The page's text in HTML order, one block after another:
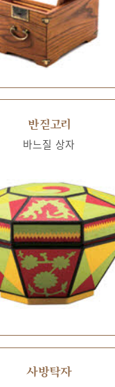
반짇고리
바느질 상자
사방탁자